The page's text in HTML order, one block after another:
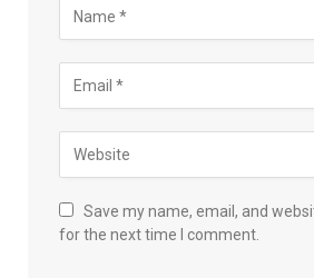
Save my name, email, and
for the next time I comment.